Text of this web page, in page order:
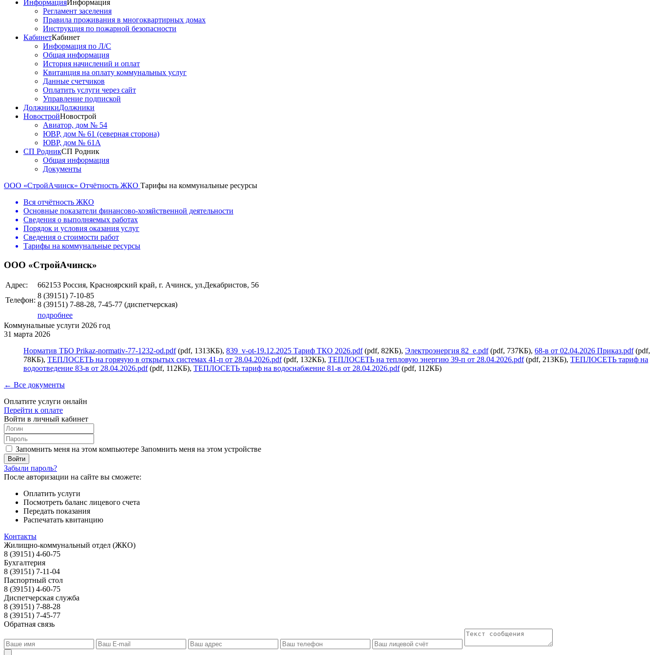
ИнформацияИнформация
Регламент заселения
Правила проживания в многоквартирных домах
Инструкция по пожарной безопасности
КабинетКабинет
Информация по Л/С
Общая информация
История начислений и оплат
Квитанция на оплату коммунальных услуг
Данные счетчиков
Оплатить услуги через сайт
Управление подпиской
ДолжникиДолжники
НовостройНовострой
Авиатор, дом № 54
ЮВР, дом № 61 (северная сторона)
ЮВР, дом № 61А
СП РодникСП Родник
Общая информация
Документы
ООО «СтройАчинск» Отчётность ЖКО Тарифы на коммунальные ресурсы
Вся отчётность ЖКО
Основные показатели финансово-хозяйственной деятельности
Сведения о выполняемых работах
Порядок и условия оказания услуг
Сведения о стоимости работ
Тарифы на коммунальные ресурсы
ООО «СтройАчинск»
Адрес:
662153 Россия, Красноярский край, г. Ачинск, ул.Декабристов, 56
Телефон:
8 (39151) 7-10-85
8 (39151) 7-88-28, 7-45-77 (диспетчерская)
подробнее
Коммунальные услуги 2026 год
31 марта 2026
Норматив ТБО Prikaz-normativ-77-1232-od.pdf(pdf, 1313КБ), 839_v-ot-19.12.2025 Тариф ТКО 2026.pdf(pdf, 82КБ), Электроэнергия 82_e.pdf(pdf, 737КБ), 68-в от 02.04.2026 Приказ.pdf(pdf,
78КБ), ТЕПЛОСЕТЬ на горячую в открытых системах 41-п от 28.04.2026.pdf(pdf, 132КБ), ТЕПЛОСЕТЬ на тепловую энергию 39-п от 28.04.2026.pdf(pdf, 213КБ), ТЕПЛОСЕТЬ тариф на
водоотведение 83-в от 28.04.2026.pdf(pdf, 112КБ), ТЕПЛОСЕТЬ тариф на водоснабжение 81-в от 28.04.2026.pdf(pdf, 112КБ)
← Все документы
Оплатите услуги онлайн
Перейти к оплате
Войти в личный кабинет
Запомнить меня на этом компьютере Запомнить меня на этом устройстве
Забыли пароль?
После авторизации на сайте вы сможете:
Оплатить услуги
Посмотреть баланс лицевого счета
Передать показания
Распечатать квитанцию
Контакты
Жилищно-коммунальный отдел (ЖКО)
8 (39151) 4-60-75
Бухгалтерия
8 (39151) 7-11-04
Паспортный стол
8 (39151) 4-60-75
Диспетчерская служба
8 (39151) 7-88-28
8 (39151) 7-45-77
Обратная связь